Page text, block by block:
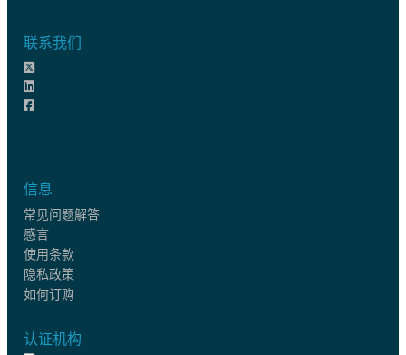
联系我们
信息
常见问题解答
感言
使用条款
隐私政策
如何订购
认证机构